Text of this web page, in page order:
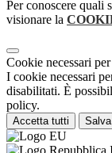
Per conoscere quali
visionare la
Cookie necessari
I cookie necessari
disabilitati. È
policy.
Accetta tutti